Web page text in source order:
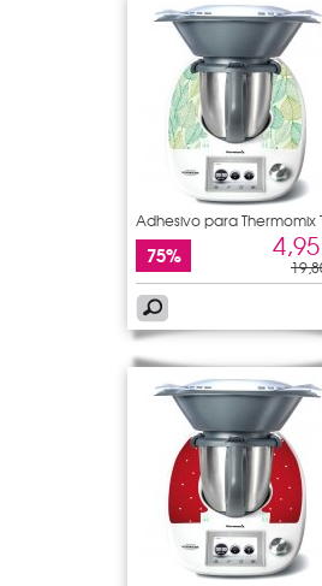
Adhesivo para Thermomix
5
75%